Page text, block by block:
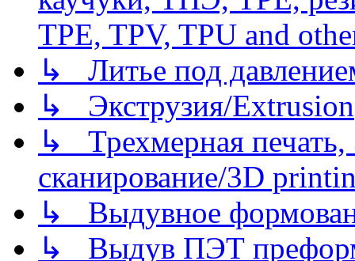
TPE, TPV, TPU and
↳ Литье под
↳ Экструзия/Extrusion
↳ Трехмерная
сканирование/3D
↳ Выдувное
↳ Выдув ПЭТ